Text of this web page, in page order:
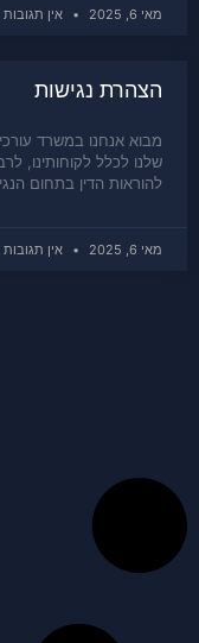
מאי 6, 2025 אין תגובות
הצהרת נגישות
מבוא אנחנו במשרד
שלנו לכלל לקוחותינו,
להוראות הדין בתחום
מאי 6, 2025 אין תגובות